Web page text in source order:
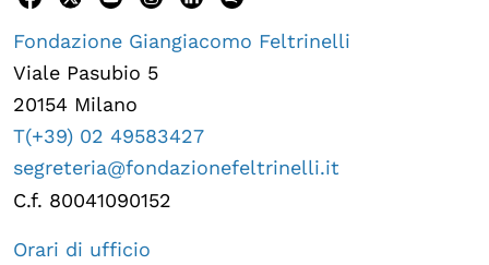
Fondazione Giangiacomo Feltrinelli
Viale Pasubio 5
20154 Milano
T(+39) 02 49583427
segreteria@fondazionefeltrinelli.it
C.f. 80041090152
Orari di ufficio